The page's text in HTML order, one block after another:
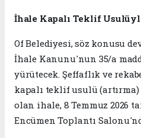
İhale Kapalı Teklif
Of Belediyesi, söz konusu
İhale Kanunu'nun 35/a
yürütecek. Şeffaflık ve
kapalı teklif usulü
olan ihale, 8 Temmuz 2026
Encümen Toplantı